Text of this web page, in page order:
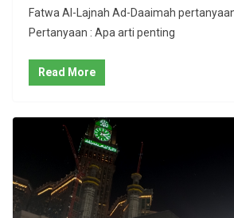
Fatwa Al-Lajnah Ad-Daaimah
Pertanyaan : Apa arti penting
Read More